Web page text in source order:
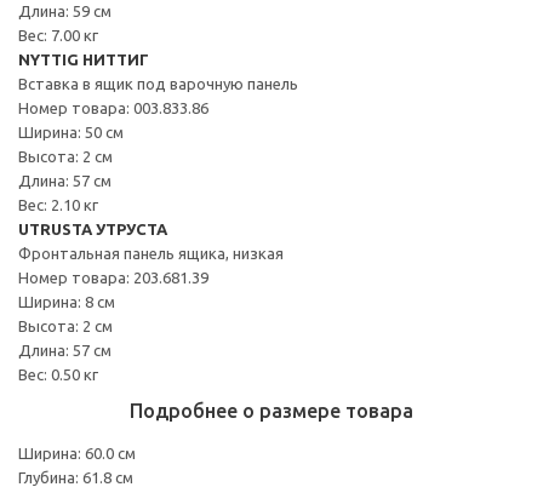
Длина: 59 см
Вес: 7.00 кг
NYTTIG НИТТИГ
Вставка в ящик под варочную панель
Номер товара: 003.833.86
Ширина: 50 см
Высота: 2 см
Длина: 57 см
Вес: 2.10 кг
UTRUSTA УТРУСТА
Фронтальная панель ящика, низкая
Номер товара: 203.681.39
Ширина: 8 см
Высота: 2 см
Длина: 57 см
Вес: 0.50 кг
Подробнее о размере товара
Ширина: 60.0 см
Глубина: 61.8 см